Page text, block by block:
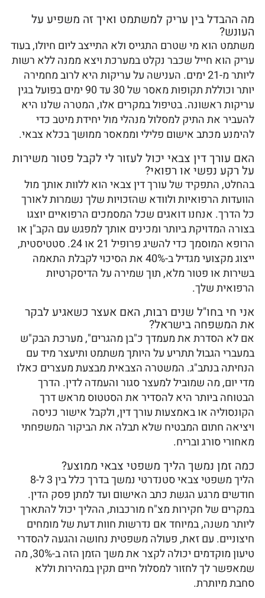
מה ההבדל בין עריק למשתמט ואיך זה משפיע על
העונש?
משתמט הוא מי שטרם התגייס ולא התייצב ליום חיולו, בעוד
עריק הוא חייל שכבר נקלט במערכת ויצא ממנה ללא רשות
ליותר מ-21 ימים. הענישה על עריקות היא לרוב מחמירה
יותר וכוללת תקופות מאסר של 30 עד 90 ימים בפועל בגין
עריקות ראשונה. בטיפול במקרים אלו, המטרה שלנו היא
להעביר את התיק למסלול מנהלי מול יחידת מיטב כדי
להימנע מכתב אישום פלילי וממאסר ממושך בכלא צבאי.
האם עורך דין צבאי יכול לעזור לי לקבל פטור משירות
על רקע נפשי או רפואי?
בהחלט, התפקיד של עורך דין צבאי הוא ללוות אותך מול
הוועדות הרפואיות ולוודא שהזכויות שלך נשמרות לאורך
כל הדרך. אנחנו דואגים שכל המסמכים הרפואיים יוצגו
בצורה המדויקת ביותר ומכינים אותך למפגש עם הקב"ן או
הרופא המוסמך כדי להשיג פרופיל 21 או 24. סטטיסטית,
ייצוג מקצועי מגדיל ב-40% את הסיכוי לקבלת התאמה
בשירות או פטור מלא, תוך שמירה על הדיסקרטיות
הרפואית שלך.
אני חי בחו"ל שנים רבות, האם אעצר כשאגיע לבקר
את המשפחה בישראל?
אם לא הסדרת את מעמדך כ"בן מהגרים", מערכת הבק"ש
במעברי הגבול תתריע על היותך משתמט ותיעצר מיד עם
הנחיתה בנתב"ג. המשטרה הצבאית מבצעת מעצרים כאלו
מדי יום, מה שמוביל למעצר סגור והעמדה לדין. הדרך
הבטוחה ביותר היא להסדיר את הסטטוס מראש דרך
הקונסוליה או באמצעות עורך דין, ולקבל אישור כניסה
ויציאה חתום המבטיח שלא תבלה את הביקור המשפחתי
מאחורי סורג ובריח.
כמה זמן נמשך הליך משפטי צבאי ממוצע?
הליך משפטי צבאי סטנדרטי נמשך בדרך כלל בין 3 ל-8
חודשים מרגע הגשת כתב האישום ועד למתן פסק הדין.
במקרים של חקירות מצ"ח מורכבות, ההליך יכול להתארך
ליותר משנה, במיוחד אם נדרשות חוות דעת של מומחים
חיצוניים. עם זאת, פעולה משפטית נחושה והגעה להסדרי
טיעון מוקדמים יכולה לקצר את משך הזמן הזה ב-30%, מה
שמאפשר לך לחזור למסלול חיים תקין במהירות וללא
סחבת מיותרת.